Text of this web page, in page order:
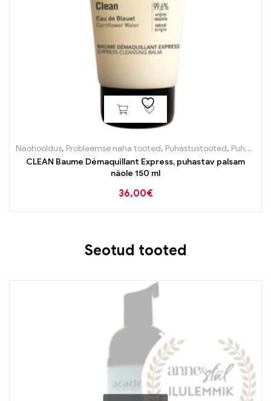
Näohooldus, Probleemse naha tooted, Puhastustooted, Puhastustooted
CLEAN Baume Démaquillant Express, puhastav palsam
näole 150 ml
36,00€
Seotud tooted